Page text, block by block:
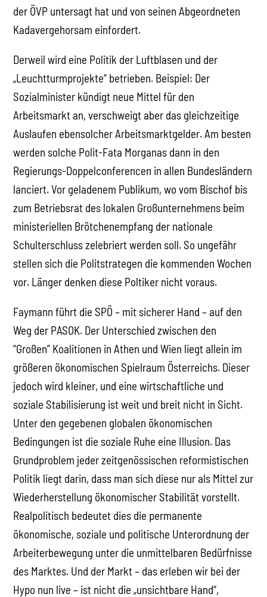
der ÖVP untersagt hat und von seinen Abgeordneten
Kadavergehorsam einfordert.
Derweil wird eine Politik der Luftblasen und der
„Leuchtturmprojekte“ betrieben. Beispiel: Der
Sozialminister kündigt neue Mittel für den
Arbeitsmarkt an, verschweigt aber das gleichzeitige
Auslaufen ebensolcher Arbeitsmarktgelder. Am besten
werden solche Polit-Fata Morganas dann in den
Regierungs-Doppelconferencen in allen Bundesländern
lanciert. Vor geladenem Publikum, wo vom Bischof bis
zum Betriebsrat des lokalen Großunternehmens beim
ministeriellen Brötchenempfang der nationale
Schulterschluss zelebriert werden soll. So ungefähr
stellen sich die Politstrategen die kommenden Wochen
vor. Länger denken diese Poltiker nicht voraus.
Faymann führt die SPÖ – mit sicherer Hand – auf den
Weg der PASOK. Der Unterschied zwischen den
“Großen” Koalitionen in Athen und Wien liegt allein im
größeren ökonomischen Spielraum Österreichs. Dieser
jedoch wird kleiner, und eine wirtschaftliche und
soziale Stabilisierung ist weit und breit nicht in Sicht.
Unter den gegebenen globalen ökonomischen
Bedingungen ist die soziale Ruhe eine Illusion. Das
Grundproblem jeder zeitgenössischen reformistischen
Politik liegt darin, dass man sich diese nur als Mittel zur
Wiederherstellung ökonomischer Stabilität vorstellt.
Realpolitisch bedeutet dies die permanente
ökonomische, soziale und politische Unterordnung der
Arbeiterbewegung unter die unmittelbaren Bedürfnisse
des Marktes. Und der Markt – das erleben wir bei der
Hypo nun live – ist nicht die „unsichtbare Hand“,